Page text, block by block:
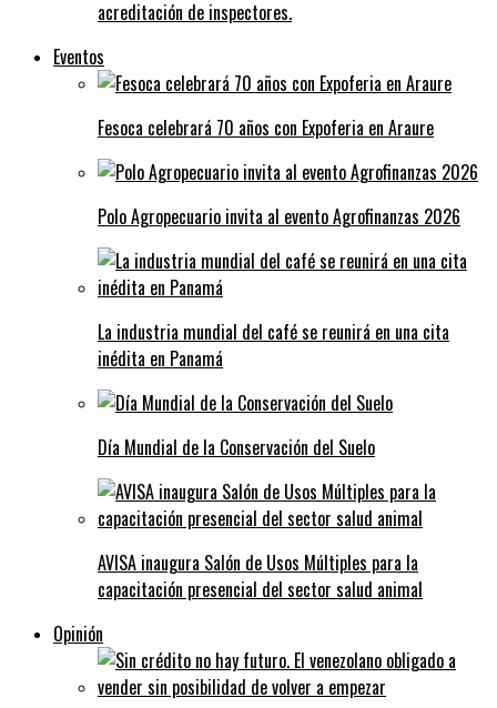
acreditación de inspectores.
Eventos
Fesoca celebrará 70 años con Expoferia en Araure
Polo Agropecuario invita al evento Agrofinanzas 2026
La industria mundial del café se reunirá en una cita
inédita en Panamá
Día Mundial de la Conservación del Suelo
AVISA inaugura Salón de Usos Múltiples para la
capacitación presencial del sector salud animal
Opinión